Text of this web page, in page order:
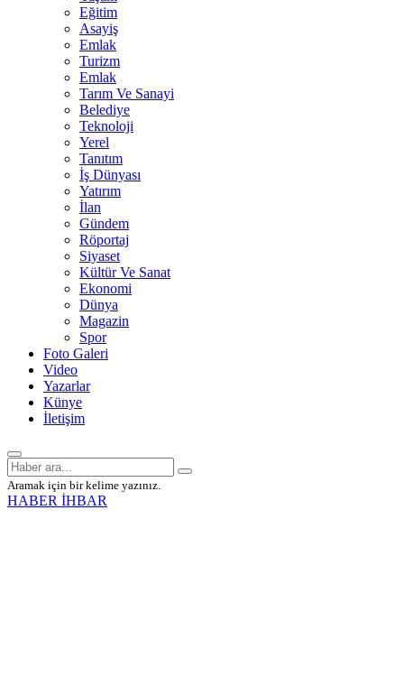
Eğitim
Asayiş
Emlak
Turizm
Emlak
Tarım Ve Sanayi
Belediye
Teknoloji
Yerel
Tanıtım
İş Dünyası
Yatırım
İlan
Gündem
Röportaj
Siyaset
Kültür Ve Sanat
Ekonomi
Dünya
Magazin
Spor
Foto Galeri
Video
Yazarlar
Künye
İletişim
Aramak için bir kelime yazınız.
HABER İHBAR